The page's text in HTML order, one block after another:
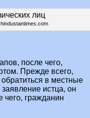
после чего,
Прежде всего,
в местные
истца, он
чего, гражданин